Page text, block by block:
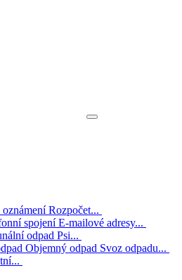
Rozpočet...
spojení E-mailové adresy...
odpad Psi...
Objemný odpad Svoz odpadu...